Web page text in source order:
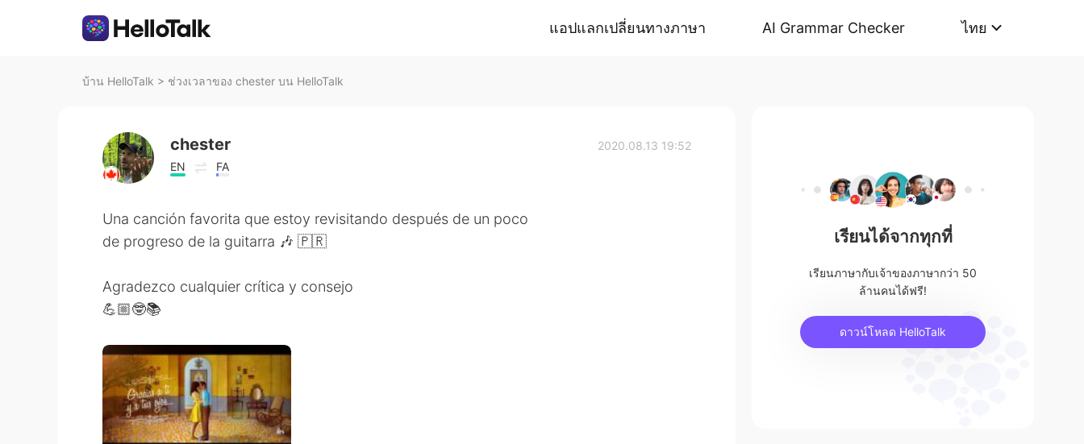
แอปแลกเปลี่ยนทางภาษา AI Grammar Checker ไทย
บ้าน HelloTalk > ช่วงเวลาของ chester บน HelloTalk
chester
EN FA
2020.08.13 19:52
Una canción favorita que estoy revisitando después de un poco
de progreso de la guitarra 🎶 🇵🇷
Agradezco cualquier crítica y consejo
💪🏼🤓📚
เรียนได้จากทุกที่
เรียนภาษากับเจ้าของภาษากว่า 50
ล้านคนได้ฟรี!
ดาวน์โหลด HelloTalk